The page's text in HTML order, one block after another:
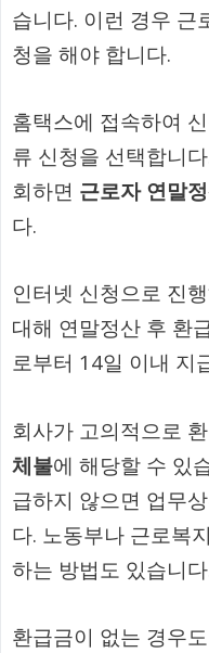
습니다. 이런 경우 근
청을 해야 합니다.
홈택스에 접속하여
류 신청을 선택합니
회하면 근로자 연말
다.
인터넷 신청으로 진
대해 연말정산 후 환
로부터 14일 이내 지
회사가 고의적으로
체불에 해당할 수 있
급하지 않으면 업무
다. 노동부나 근로복
하는 방법도 있습니
환급금이 없는 경우